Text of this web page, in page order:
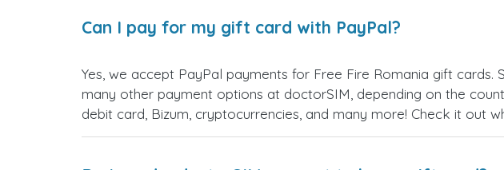
Can I pay for my gift card with PayPal?
Yes, we accept PayPal payments for Free Fire Romania gift
many other payment options at doctorSIM, depending on the
debit card, Bizum, cryptocurrencies, and many more! Check it out